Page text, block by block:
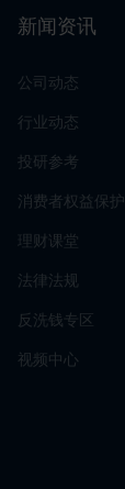
新闻资讯
公司动态
行业动态
投研参考
消费者权益保护
理财课堂
法律法规
反洗钱专区
视频中心